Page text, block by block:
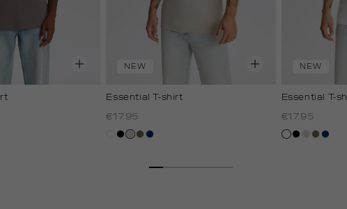
NEW
Essential T-shirt
€17.95
witzwart
taupe,
lichtbruin
donkerblauw
NEW
Essential T-
€17.95
witzwarttaupe,